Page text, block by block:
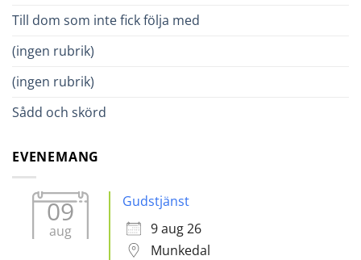
Till dom som inte fick följa med
(ingen rubrik)
(ingen rubrik)
Sådd och skörd
EVENEMANG
09
aug
Gudstjänst
9 aug 26
Munkedal